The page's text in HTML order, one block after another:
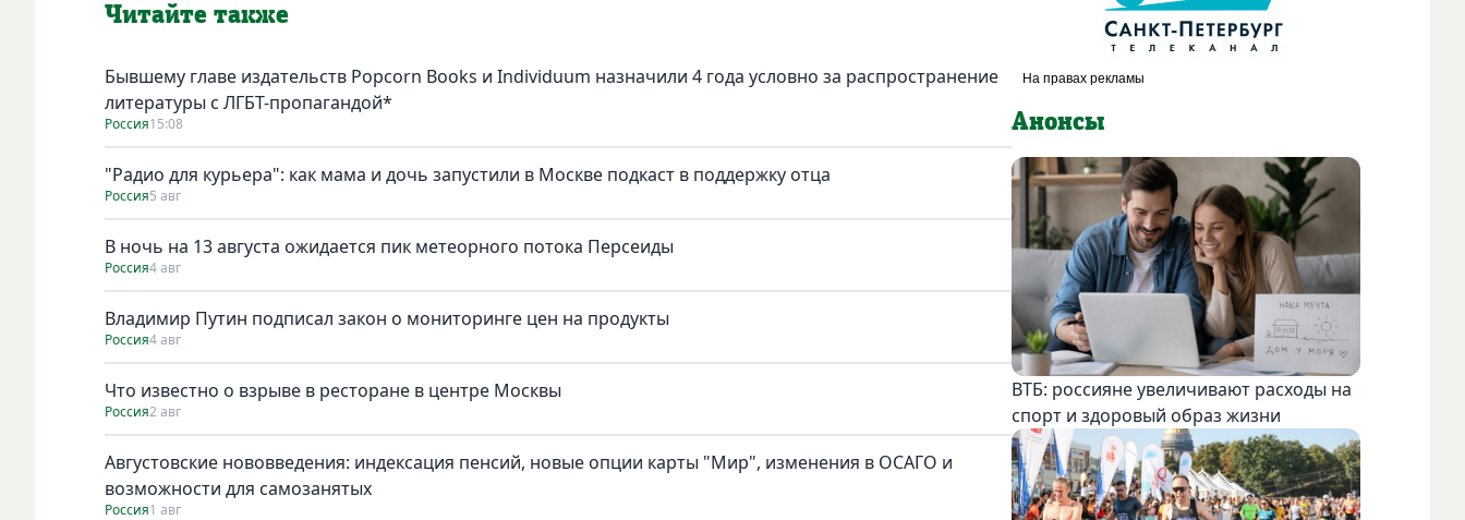
Читайте также
Бывшему главе издательств Popcorn Books и Individuum назначили 4 года условно за распространение
литературы с ЛГБТ-пропагандой*
Россия15:08
"Радио для курьера": как мама и дочь запустили в Москве подкаст в поддержку отца
Россия5 авг
В ночь на 13 августа ожидается пик метеорного потока Персеиды
Россия4 авг
Владимир Путин подписал закон о мониторинге цен на продукты
Россия4 авг
Что известно о взрыве в ресторане в центре Москвы
Россия2 авг
Августовские нововведения: индексация пенсий, новые опции карты "Мир", изменения в ОСАГО и
возможности для самозанятых
Россия1 авг
Анонсы
ВТБ: россияне увеличивают расходы на
спорт и здоровый образ жизни